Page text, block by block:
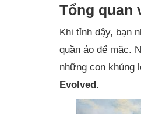
Tổng quan
Khi tỉnh dậy, bạn
quần áo để mặc.
những con khủng
Evolved.